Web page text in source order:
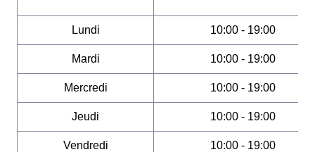
Lundi 10:00 - 19:00
Mardi 10:00 - 19:00
Mercredi 10:00 - 19:00
Jeudi 10:00 - 19:00
Vendredi 10:00 - 19:00